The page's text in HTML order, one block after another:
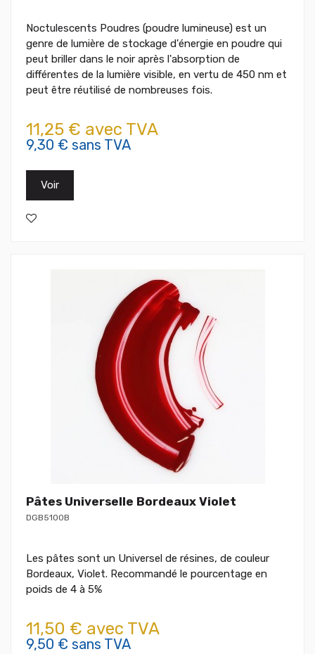
Noctulescents Poudres (poudre lumineuse) est un
genre de lumière de stockage d'énergie en poudre qui
peut briller dans le noir après l'absorption de
différentes de la lumière visible, en vertu de 450 nm et
peut être réutilisé de nombreuses fois.
11,25 € avec TVA
9,30 € sans TVA
Voir
Pâtes Universelle Bordeaux Violet
DGB5100B
Les pâtes sont un Universel de résines, de couleur
Bordeaux, Violet. Recommandé le pourcentage en
poids de 4 à 5%
11,50 € avec TVA
9,50 € sans TVA